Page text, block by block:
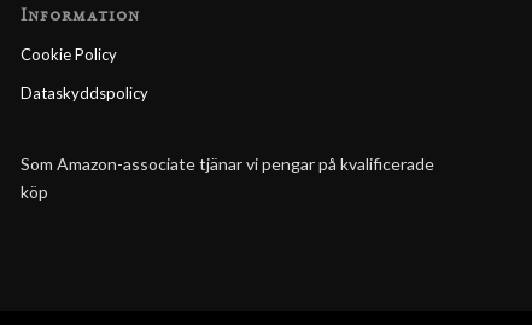
Information
Cookie Policy
Dataskyddspolicy
Som Amazon-associate tjänar vi pengar på kvalificerade
köp